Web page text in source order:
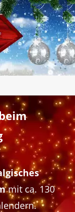
mit ca. 130